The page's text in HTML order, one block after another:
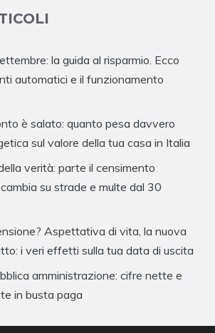
la guida al risparmio. Ecco
automatici e il funzionamento
è salato: quanto pesa davvero
sul valore della tua casa in Italia
verità: parte il censimento
su strade e multe dal 30
Aspettativa di vita, la nuova
i veri effetti sulla tua data di uscita
amministrazione: cifre nette e
in busta paga